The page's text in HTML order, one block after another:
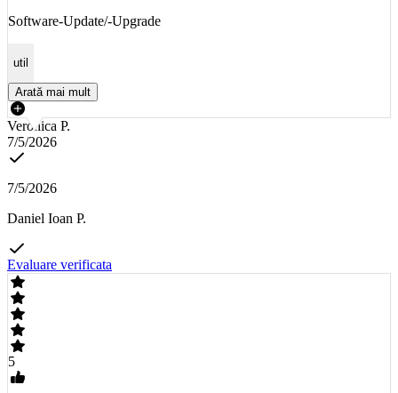
Software-Update/-Upgrade
util
Arată mai mult
Veronica P.
7/5/2026
7/5/2026
Daniel Ioan P.
Evaluare verificata
5